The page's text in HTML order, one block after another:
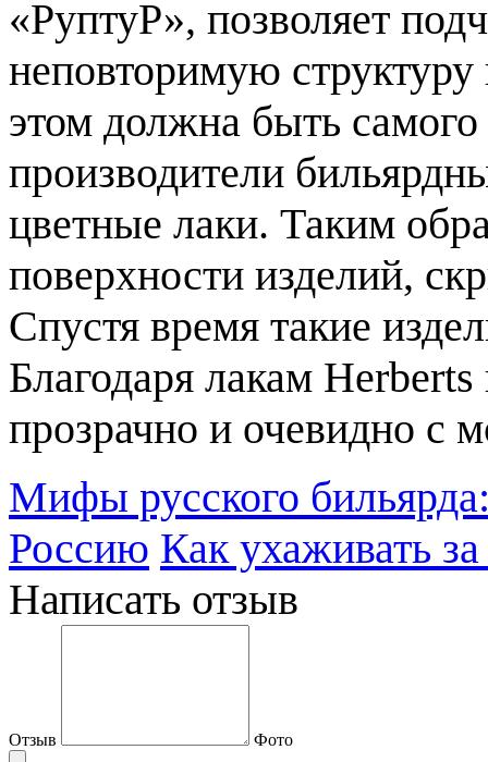
«РуптуР», позволяет
неповторимую структуру
этом должна быть
производители
цветные лаки. Таким
поверхности изделий,
Спустя время такие
Благодаря лакам
прозрачно и очевидно с
Мифы русского
Россию Как ухаживать
Написать отзыв
Отзыв Фото